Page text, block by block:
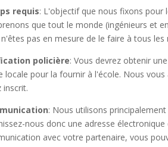
requis: L'objectif que nous fixons pour
que tout le monde (ingénieurs et
pas en mesure de le faire à tous les
policière: Vous devrez obtenir
locale pour la fournir à l'école. Nous
inscrit.
: Nous utilisons
nous donc une adresse
avec votre partenaire, vous